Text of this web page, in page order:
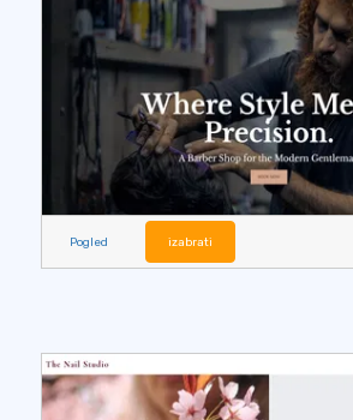
Pogled izabrati